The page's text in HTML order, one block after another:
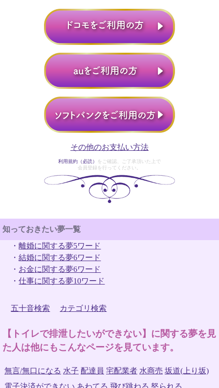
その他のお支払い方法
利用規約（必読）
をご確認、ご了承頂いた上で
会員登録を行ってください。
知っておきたい夢一覧
・離婚に関する夢5ワード
・結婚に関する夢6ワード
・ お金に関する夢6ワード
・仕事に関する夢10ワード
五十音検索 カテゴリ検索
【トイレで排泄したいができない】に関する夢を見
た人は他にもこんなページを見ています。
無言/無口になる 水子 配達員 宅配業者 水商売 坂道(上り坂)
電子決済ができない あわてる 飛び跳ねる 怒られる